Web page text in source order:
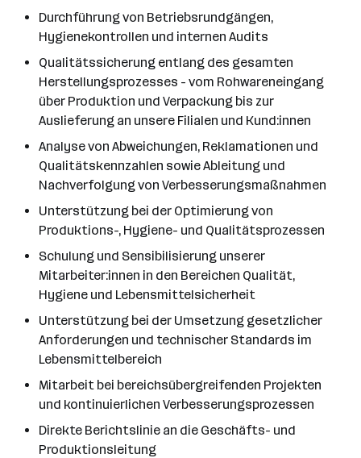
Durchführung von Betriebsrundgängen,
Hygienekontrollen und internen Audits
Qualitätssicherung entlang des gesamten
Herstellungsprozesses - vom Rohwareneingang
über Produktion und Verpackung bis zur
Auslieferung an unsere Filialen und Kund:innen
Analyse von Abweichungen, Reklamationen und
Qualitätskennzahlen sowie Ableitung und
Nachverfolgung von Verbesserungsmaßnahmen
Unterstützung bei der Optimierung von
Produktions-, Hygiene- und Qualitätsprozessen
Schulung und Sensibilisierung unserer
Mitarbeiter:innen in den Bereichen Qualität,
Hygiene und Lebensmittelsicherheit
Unterstützung bei der Umsetzung gesetzlicher
Anforderungen und technischer Standards im
Lebensmittelbereich
Mitarbeit bei bereichsübergreifenden Projekten
und kontinuierlichen Verbesserungsprozessen
Direkte Berichtslinie an die Geschäfts- und
Produktionsleitung